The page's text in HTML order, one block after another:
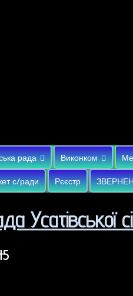
рада Виконком
с/ради Рєєстр
Усатівської